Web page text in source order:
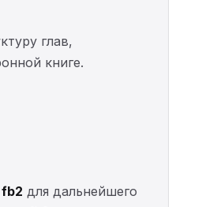
глав,
книге.
для дальнейшего